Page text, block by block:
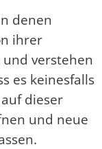
denen
ihrer
verstehen
es keinesfalls
dieser
und neue